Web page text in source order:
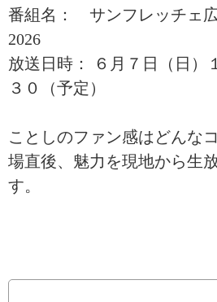
番組名： サンフレッチェ
2026
放送日時： ６月７日（日）
３０（予定）
ことしのファン感はどんな
場直後、魅力を現地から生
す。